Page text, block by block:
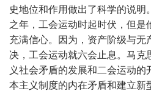
史地位和作用做出了科学的说明
之年，工会运动时起时伏，但是
充满信心。因为，资产阶级与无
决，工会运动就六会止息。马克
义社会矛盾的发展和二会运动的
本主义制度的内在矛盾和建立新